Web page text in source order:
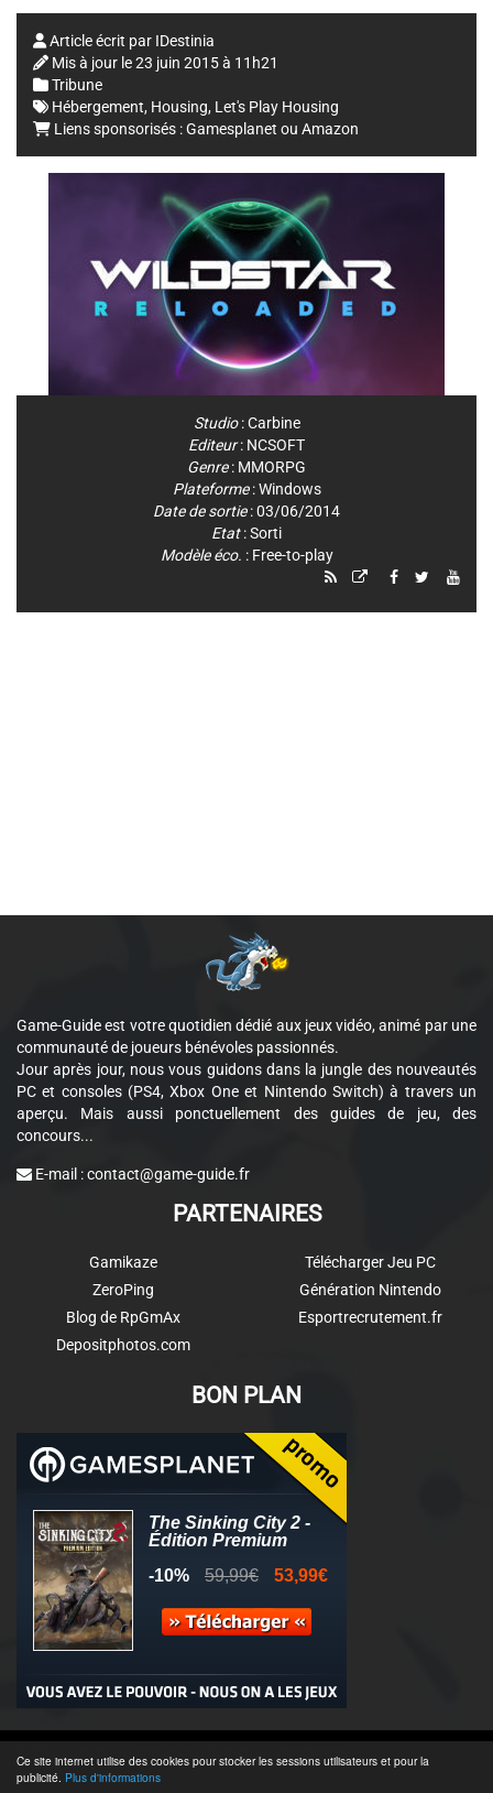
Ce site internet utilise des cookies pour stocker les sessions utilisateurs et pour la
publicité. Plus d'informations
Article écrit par IDestinia
Mis à jour le23 juin 2015 à 11h21
Tribune
Hébergement, Housing, Let's Play Housing
Liens sponsorisés :Gamesplanet ou Amazon
Studio:Carbine
Editeur: NCSOFT
Genre: MMORPG
Plateforme:Windows
Date de sortie: 03/06/2014
Etat: Sorti
Modèle éco. : Free-to-play
Game-Guide est votre quotidien dédié aux jeux vidéo, animé par une
communauté de joueurs bénévoles passionnés.
Jour après jour, nous vous guidons dans la jungle des nouveautés
PC et consoles (PS4, Xbox One et Nintendo Switch) à travers un
aperçu. Mais aussi ponctuellement des guides de jeu, des
concours...
E-mail :contact@game-guide.fr
PARTENAIRES
Gamikaze
ZeroPing
Blog de RpGmAx
Depositphotos.com
Télécharger Jeu PC
Génération Nintendo
Esportrecrutement.fr
BON PLAN